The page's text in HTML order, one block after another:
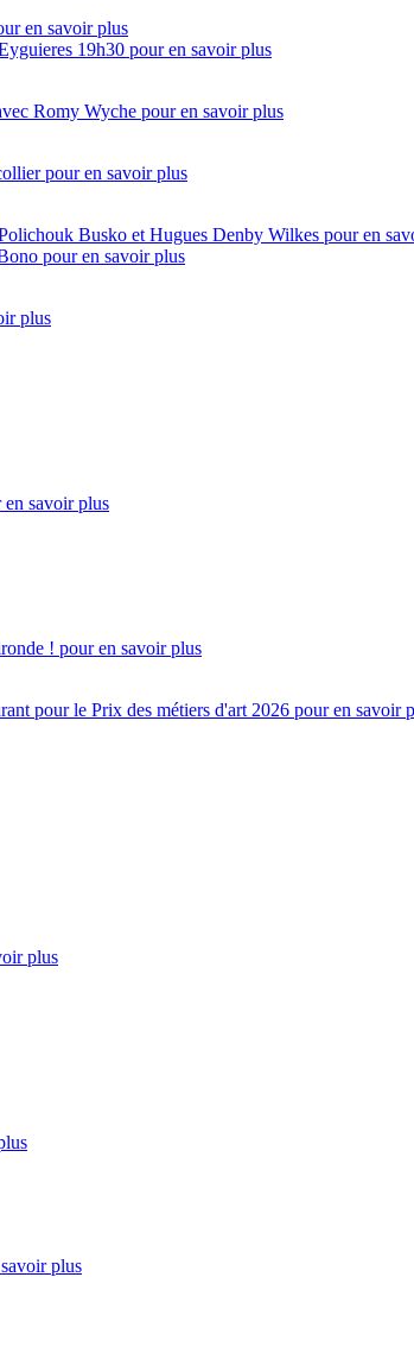
en savoir plus
19h30 pour en savoir plus
Romy Wyche pour en savoir plus
pour en savoir plus
Busko et Hugues Denby Wilkes pour en
pour en savoir plus
plus
en savoir plus
! pour en savoir plus
pour le Prix des métiers d'art 2026 pour en savoir
plus
plus